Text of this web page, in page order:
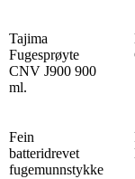
Tajima
Fugesprøyte
CNV J900 900
ml.
Fein
batteridrevet
fugemunnstykke